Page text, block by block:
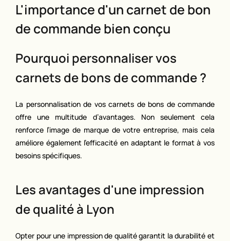
L'importance d'un carnet de bon
de commande bien conçu
Pourquoi personnaliser vos
carnets de bons de commande ?
La personnalisation de vos carnets de bons de commande
offre une multitude d’avantages. Non seulement cela
renforce l’image de marque de votre entreprise, mais cela
améliore également l’efficacité en adaptant le format à vos
besoins spécifiques.
Les avantages d'une impression
de qualité à Lyon
Opter pour une impression de qualité garantit la durabilité et